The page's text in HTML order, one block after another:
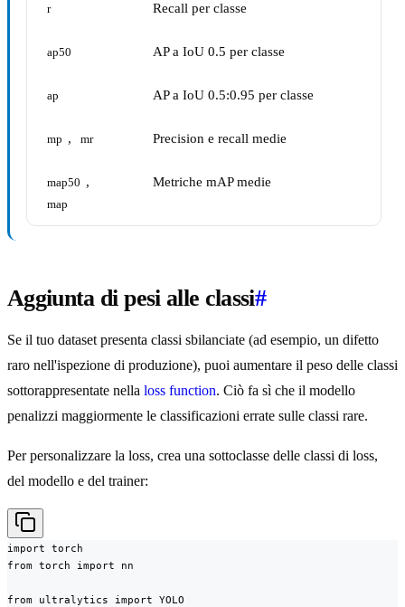
r Recall per classe
ap50 AP a IoU 0.5 per classe
ap AP a IoU 0.5:0.95 per classe
mp , mr Precision e recall medie
map50 ,
map
Metriche mAP medie
Aggiunta di pesi alle classi#
Se il tuo dataset presenta classi sbilanciate (ad esempio, un difetto
raro nell'ispezione di produzione), puoi aumentare il peso delle classi
sottorappresentate nella loss function. Ciò fa sì che il modello
penalizzi maggiormente le classificazioni errate sulle classi rare.
Per personalizzare la loss, crea una sottoclasse delle classi di loss,
del modello e del trainer:
import torch
from torch import nn
from ultralytics import YOLO